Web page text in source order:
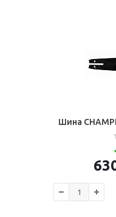
Шина